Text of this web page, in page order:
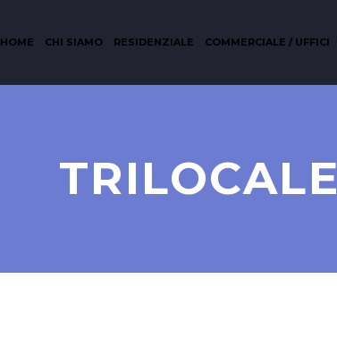
HOME CHI SIAMO RESIDENZIALE COMMERCIALE / UFFICI
TRILOCALE